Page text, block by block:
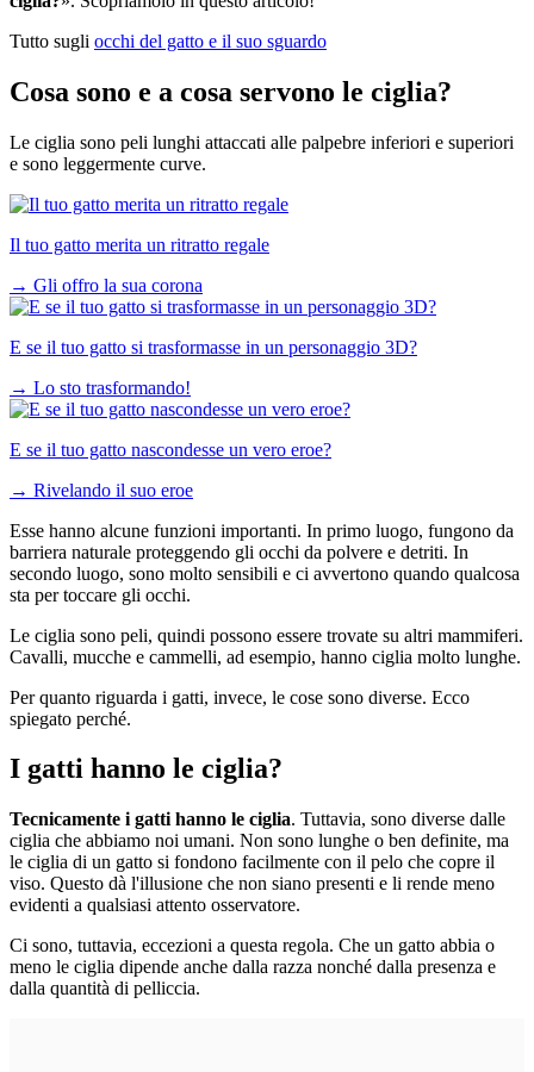
Tutto sugli occhi del gatto e il suo sguardo
Cosa sono e a cosa servono le ciglia?
Le ciglia sono peli lunghi attaccati alle palpebre inferiori e superiori
e sono leggermente curve.
Il tuo gatto merita un ritratto regale
→ Gli offro la sua corona
E se il tuo gatto si trasformasse in un personaggio 3D?
→ Lo sto trasformando!
E se il tuo gatto nascondesse un vero eroe?
→ Rivelando il suo eroe
Esse hanno alcune funzioni importanti. In primo luogo, fungono da
barriera naturale proteggendo gli occhi da polvere e detriti. In
secondo luogo, sono molto sensibili e ci avvertono quando qualcosa
sta per toccare gli occhi.
Le ciglia sono peli, quindi possono essere trovate su altri mammiferi.
Cavalli, mucche e cammelli, ad esempio, hanno ciglia molto lunghe.
Per quanto riguarda i gatti, invece, le cose sono diverse. Ecco
spiegato perché.
I gatti hanno le ciglia?
Tecnicamente i gatti hanno le ciglia. Tuttavia, sono diverse dalle
ciglia che abbiamo noi umani. Non sono lunghe o ben definite, ma
le ciglia di un gatto si fondono facilmente con il pelo che copre il
viso. Questo dà l'illusione che non siano presenti e li rende meno
evidenti a qualsiasi attento osservatore.
Ci sono, tuttavia, eccezioni a questa regola. Che un gatto abbia o
meno le ciglia dipende anche dalla razza nonché dalla presenza e
dalla quantità di pelliccia.